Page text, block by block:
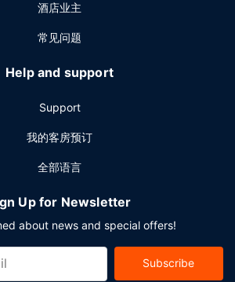
酒店业主
常见问题
Help and support
Support
我的客房预订
全部语言
Up for Newsletter
about news and special offers!
Subscribe